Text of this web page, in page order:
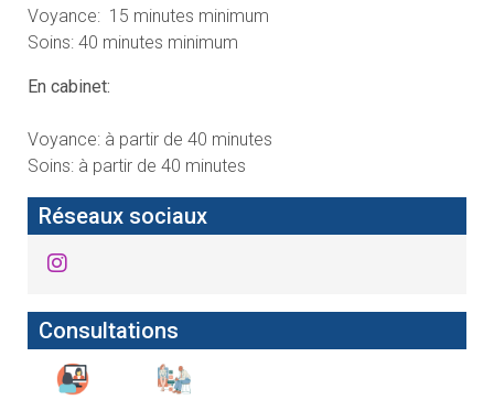
Voyance: 15 minutes minimum
Soins: 40 minutes minimum
En cabinet:
Voyance: à partir de 40 minutes
Soins: à partir de 40 minutes
Réseaux sociaux
Consultations